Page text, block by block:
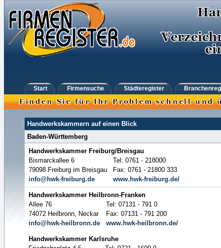
Start Firmensuche Städteregister
Handwerkskammern auf einen Blick
Baden-Württemberg
Handwerkskammer Freiburg/Breisgau
Bismarckallee 6
Tel: 0761 - 218000
79098 Freiburg im Breisgau
Fax: 0761 - 21800 333
info@hwk-freiburg.de
www.hwk-freiburg.de/
Handwerkskammer Heilbronn-Franken
Allee 76
Tel: 07131 - 791 0
74072 Heilbronn, Neckar
Fax: 07131 - 791 200
info@hwk-heilbronn.de
www.hwk-heilbronn.de/
Handwerkskammer Karlsruhe